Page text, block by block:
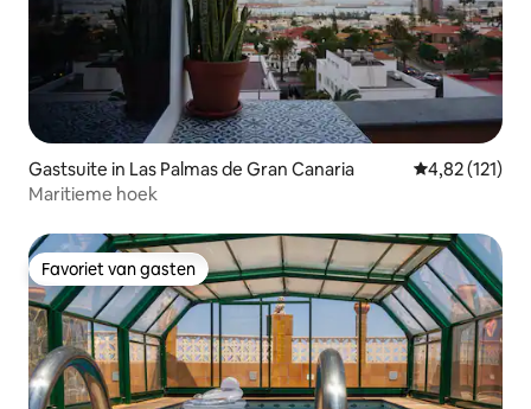
Gastsuite in Las Palmas de Gran Canaria Gemiddelde
4,82 (121)
Maritieme hoek
Favoriet van gasten
Favoriet van gasten